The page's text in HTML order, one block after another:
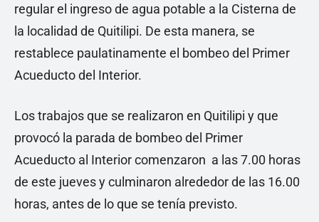
regular el ingreso de agua potable a la Cisterna de
la localidad de Quitilipi. De esta manera, se
restablece paulatinamente el bombeo del Primer
Acueducto del Interior.
Los trabajos que se realizaron en Quitilipi y que
provocó la parada de bombeo del Primer
Acueducto al Interior comenzaron a las 7.00 horas
de este jueves y culminaron alrededor de las 16.00
horas, antes de lo que se tenía previsto.